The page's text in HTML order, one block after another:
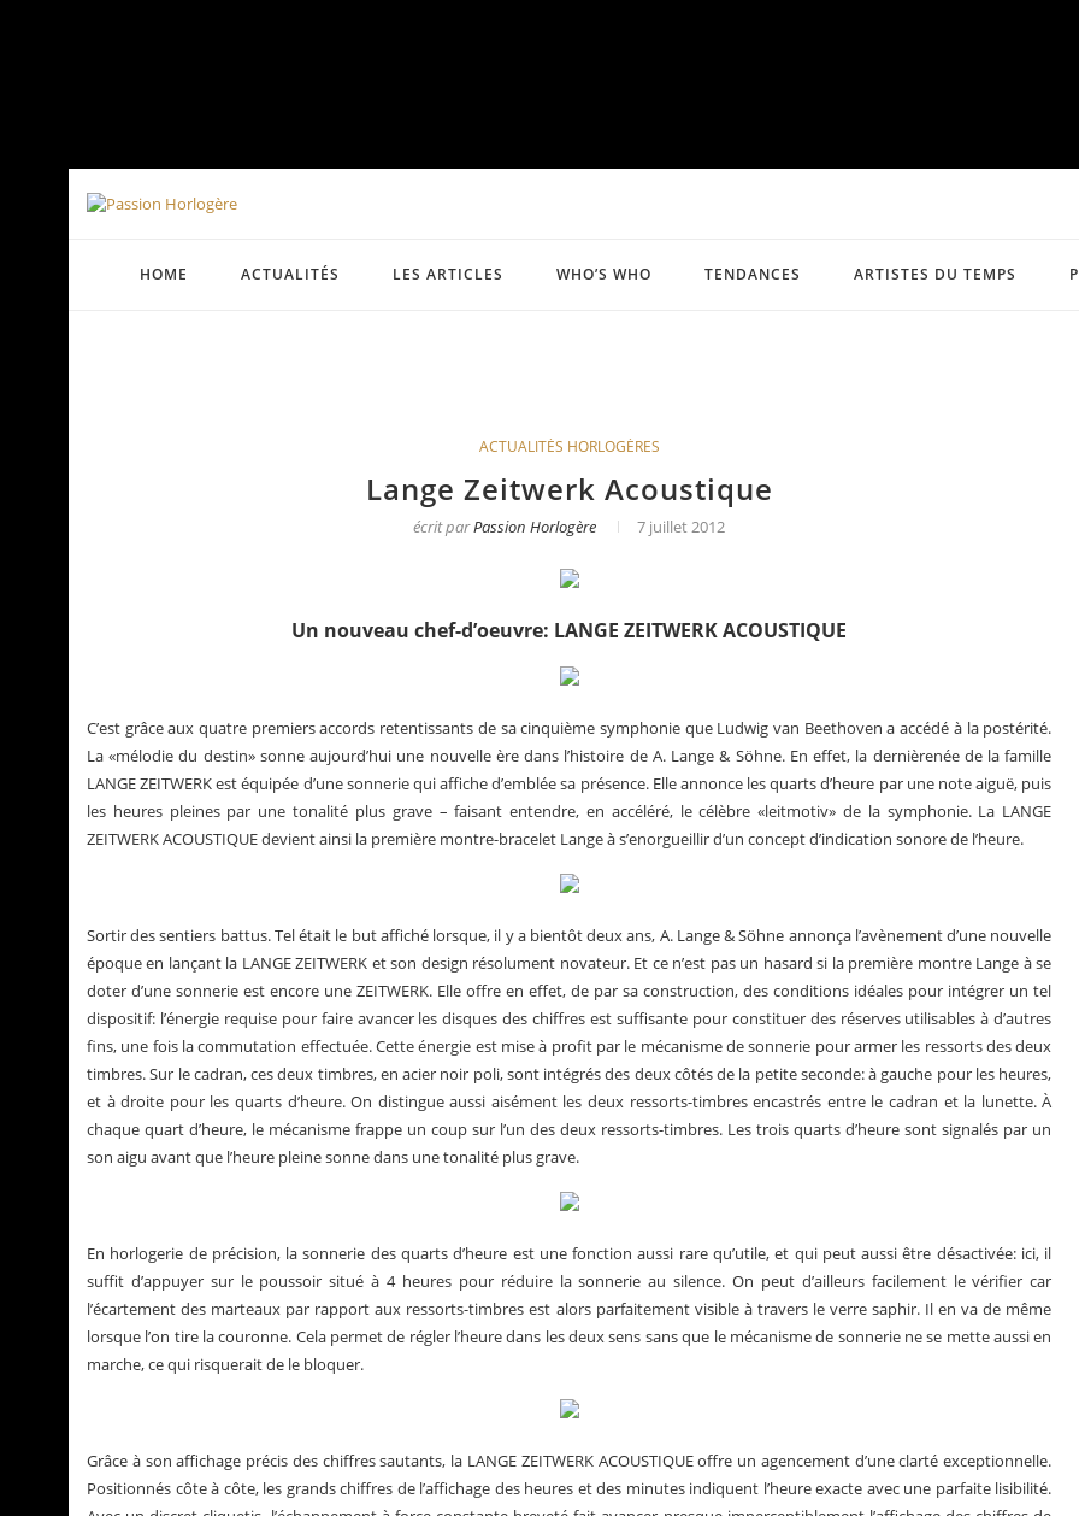
HOME ACTUALITÉS LES ARTICLES WHO’S WHO TENDANCES ARTISTES DU TEMPS
ACTUALITÉS HORLOGÈRES
Lange Zeitwerk Acoustique
écrit parPassion Horlogère 7 juillet 2012
Un nouveau chef-d’oeuvre: LANGE ZEITWERK ACOUSTIQUE
C’est grâce aux quatre premiers accords retentissants de sa cinquième symphonie que Ludwig van Beethoven a accédé à la postérité.
La «mélodie du destin» sonne aujourd’hui une nouvelle ère dans l’histoire de A. Lange & Söhne. En effet, la dernièrenée de la famille
LANGE ZEITWERK est équipée d’une sonnerie qui affiche d’emblée sa présence. Elle annonce les quarts d’heure par une note aiguë, puis
les heures pleines par une tonalité plus grave – faisant entendre, en accéléré, le célèbre «leitmotiv» de la symphonie. La LANGE
ZEITWERK ACOUSTIQUE devient ainsi la première montre-bracelet Lange à s’enorgueillir d’un concept d’indication sonore de l’heure.
Sortir des sentiers battus. Tel était le but affiché lorsque, il y a bientôt deux ans, A. Lange & Söhne annonça l’avènement d’une nouvelle
époque en lançant la LANGE ZEITWERK et son design résolument novateur. Et ce n’est pas un hasard si la première montre Lange à se
doter d’une sonnerie est encore une ZEITWERK. Elle offre en effet, de par sa construction, des conditions idéales pour intégrer un tel
dispositif: l’énergie requise pour faire avancer les disques des chiffres est suffisante pour constituer des réserves utilisables à d’autres
fins, une fois la commutation effectuée. Cette énergie est mise à profit par le mécanisme de sonnerie pour armer les ressorts des deux
timbres. Sur le cadran, ces deux timbres, en acier noir poli, sont intégrés des deux côtés de la petite seconde: à gauche pour les heures,
et à droite pour les quarts d’heure. On distingue aussi aisément les deux ressorts-timbres encastrés entre le cadran et la lunette. À
chaque quart d’heure, le mécanisme frappe un coup sur l’un des deux ressorts-timbres. Les trois quarts d’heure sont signalés par un
son aigu avant que l’heure pleine sonne dans une tonalité plus grave.
En horlogerie de précision, la sonnerie des quarts d’heure est une fonction aussi rare qu’utile, et qui peut aussi être désactivée: ici, il
suffit d’appuyer sur le poussoir situé à 4 heures pour réduire la sonnerie au silence. On peut d’ailleurs facilement le vérifier car
l’écartement des marteaux par rapport aux ressorts-timbres est alors parfaitement visible à travers le verre saphir. Il en va de même
lorsque l’on tire la couronne. Cela permet de régler l’heure dans les deux sens sans que le mécanisme de sonnerie ne se mette aussi en
marche, ce qui risquerait de le bloquer.
Grâce à son affichage précis des chiffres sautants, la LANGE ZEITWERK ACOUSTIQUE offre un agencement d’une clarté exceptionnelle.
Positionnés côte à côte, les grands chiffres de l’affichage des heures et des minutes indiquent l’heure exacte avec une parfaite lisibilité.